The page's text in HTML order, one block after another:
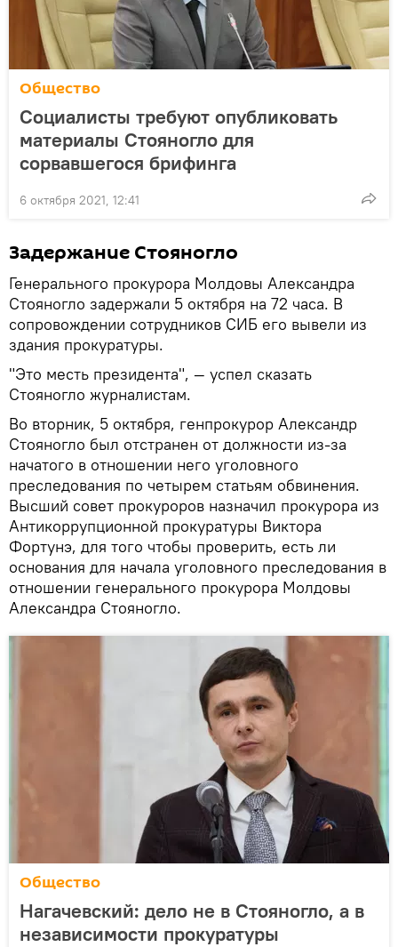
Общество
Социалисты требуют опубликовать
материалы Стояногло для
сорвавшегося брифинга
6 октября 2021, 12:41
Задержание Стояногло
Генерального прокурора Молдовы Александра
Стояногло задержали 5 октября на 72 часа. В
сопровождении сотрудников СИБ его вывели из
здания прокуратуры.
"Это месть президента", — успел сказать
Стояногло журналистам.
Во вторник, 5 октября, генпрокурор Александр
Стояногло был отстранен от должности из-за
начатого в отношении него уголовного
преследования по четырем статьям обвинения.
Высший совет прокуроров назначил прокурора из
Антикоррупционной прокуратуры Виктора
Фортунэ, для того чтобы проверить, есть ли
основания для начала уголовного преследования в
отношении генерального прокурора Молдовы
Александра Стояногло.
Общество
Нагачевский: дело не в Стояногло, а в
независимости прокуратуры